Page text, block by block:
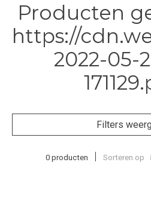
Producten
https://
2022-05-
Filters
0 producten Sorteren op